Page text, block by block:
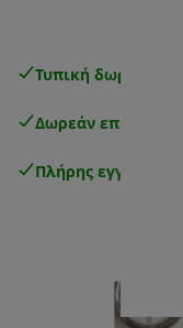
Τυπική δωρεάν
Δωρεάν επιστροφές
Πλήρης εγγύηση